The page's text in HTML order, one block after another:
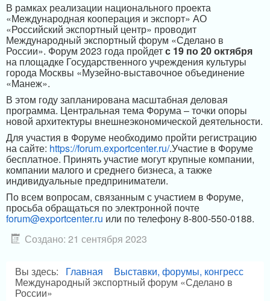
В рамках реализации национального проекта
«Международная кооперация и экспорт» АО
«Российский экспортный центр» проводит
Международный экспортный форум «Сделано в
России». Форум 2023 года пройдетс 19 по 20 октября
на площадке Государственного учреждения культуры
города Москвы «Музейно-выставочное объединение
«Манеж».
В этом году запланирована масштабная деловая
программа. Центральная тема Форума – точки опоры
новой архитектуры внешнеэкономической деятельности.
Для участия в Форуме необходимо пройти регистрацию
на сайте: https://forum.exportcenter.ru/.Участие в Форуме
бесплатное. Принять участие могут крупные компании,
компании малого и среднего бизнеса, а также
индивидуальные предприниматели.
По всем вопросам, связанным с участием в Форуме,
просьба обращаться по электронной почте
forum@exportcenter.ru или по телефону 8-800-550-0188.
Создано: 21 сентября 2023
Вы здесь: Главная Выставки, форумы, конгресс
Международный экспортный форум «Сделано в
России»